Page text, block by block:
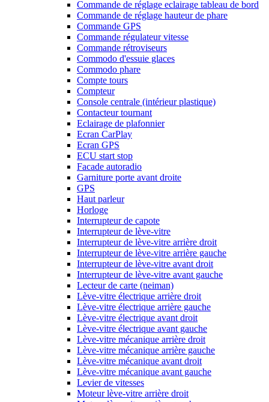
Commande de réglage eclairage tableau de bord
Commande de réglage hauteur de phare
Commande GPS
Commande régulateur vitesse
Commande rétroviseurs
Commodo d'essuie glaces
Commodo phare
Compte tours
Compteur
Console centrale (intérieur plastique)
Contacteur tournant
Eclairage de plafonnier
Ecran CarPlay
Ecran GPS
ECU start stop
Facade autoradio
Garniture porte avant droite
GPS
Haut parleur
Horloge
Interrupteur de capote
Interrupteur de lève-vitre
Interrupteur de lève-vitre arrière droit
Interrupteur de lève-vitre arrière gauche
Interrupteur de lève-vitre avant droit
Interrupteur de lève-vitre avant gauche
Lecteur de carte (neiman)
Lève-vitre électrique arrière droit
Lève-vitre électrique arrière gauche
Lève-vitre électrique avant droit
Lève-vitre électrique avant gauche
Lève-vitre mécanique arrière droit
Lève-vitre mécanique arrière gauche
Lève-vitre mécanique avant droit
Lève-vitre mécanique avant gauche
Levier de vitesses
Moteur lève-vitre arrière droit